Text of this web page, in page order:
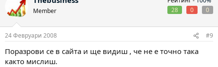
Member
28
0 0
24 Февруари 2008 #9
Поразрови се в сайта и ще видиш , че не е точно така
както мислиш.